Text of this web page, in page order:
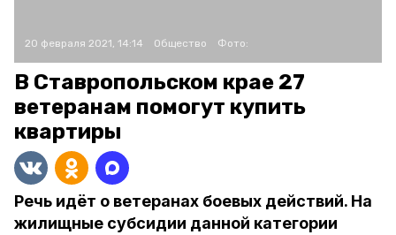
20 февраля 2021, 14:14 Общество Фото:
В Ставропольском крае 27
ветеранам помогут купить
квартиры
Речь идёт о ветеранах боевых действий. На
жилищные субсидии данной категории